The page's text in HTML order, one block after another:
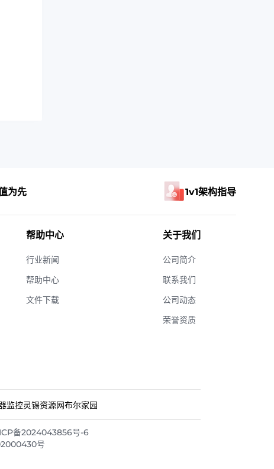
为先 1v1架构指导
帮助中心
行业新闻
帮助中心
文件下载
关于我们
公司简介
联系我们
公司动态
荣誉资质
监控灵锡资源网布尔家园
备2024043856号-6
号